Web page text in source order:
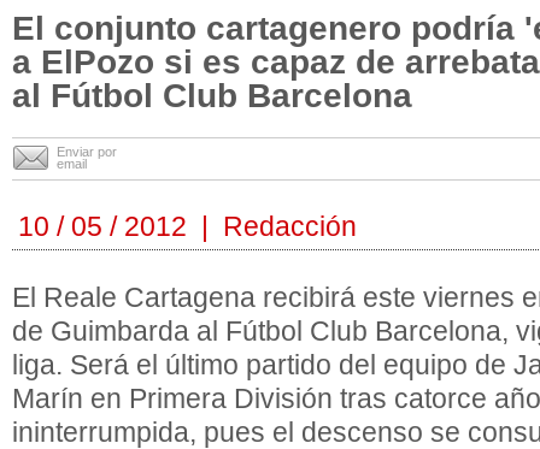
El conjunto cartagenero podría
a ElPozo si es capaz de
al Fútbol Club Barcelona
Enviar por
email
10 / 05 / 2012 | Redacción
El Reale Cartagena recibirá este viernes
de Guimbarda al Fútbol Club Barcelona,
liga. Será el último partido del equipo de
Marín en Primera División tras catorce
ininterrumpida, pues el descenso se